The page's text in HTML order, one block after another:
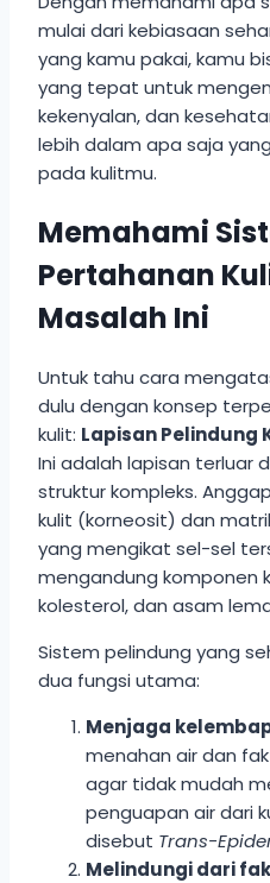
mulai dari kebiasaan
yang kamu pakai, kamu
yang tepat untuk
kekenyalan, dan
lebih dalam apa saja
pada kulitmu.
Memahami
Pertahanan
Masalah Ini
Untuk tahu cara
dulu dengan konsep
kulit: Lapisan Pelindung
Ini adalah lapisan terluar
struktur kompleks.
kulit (korneosit) dan
yang mengikat sel-sel
mengandung komponen
kolesterol, dan asam
Sistem pelindung yang
dua fungsi utama:
Menjaga
menahan air dan
agar tidak mudah
penguapan air dari
disebut Trans-
Melindungi dari